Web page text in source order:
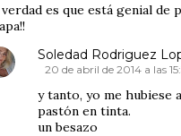
es que está genial de
Soledad Rodriguez
20 de abril de 2014 a las
y tanto, yo me hubiese
pastón en tinta.
un besazo